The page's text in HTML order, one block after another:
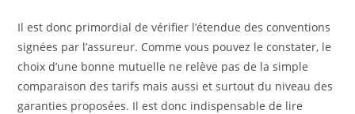
Il est donc primordial de vérifier l’étendue des conventions
signées par l’assureur. Comme vous pouvez le constater, le
choix d’une bonne mutuelle ne relève pas de la simple
comparaison des tarifs mais aussi et surtout du niveau des
garanties proposées. Il est donc indispensable de lire